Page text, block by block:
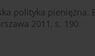
polityka
2011, s. 190